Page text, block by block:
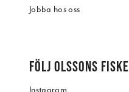
Jobba hos oss
FÖLJ OLSSONS FISKE
Instagram